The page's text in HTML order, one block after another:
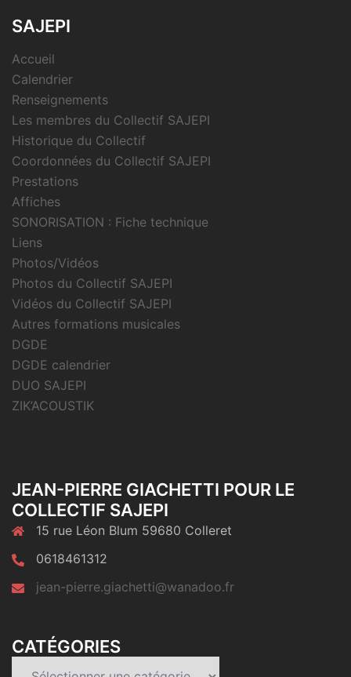
SAJEPI
Accueil
Calendrier
Renseignements
Les membres du Collectif SAJEPI
Historique du Collectif
Coordonnées du Collectif SAJEPI
Prestations
Affiches
SONORISATION : Fiche technique
Liens
Photos/Vidéos
Photos du Collectif SAJEPI
Vidéos du Collectif SAJEPI
Autres formations musicales
DGDE
DGDE calendrier
DUO SAJEPI
ZIK’ACOUSTIK
JEAN-PIERRE GIACHETTI POUR LE
COLLECTIF SAJEPI
15 rue Léon Blum 59680 Colleret
0618461312
jean-pierre.giachetti@wanadoo.fr
CATÉGORIES